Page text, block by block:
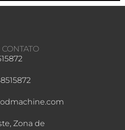
Zona de